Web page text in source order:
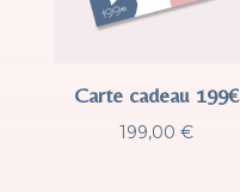
Carte cadeau 199€
199,00 €